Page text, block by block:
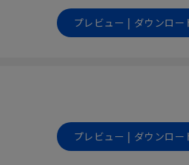
プレビュー | ダウンロー
プレビュー | ダウンロー